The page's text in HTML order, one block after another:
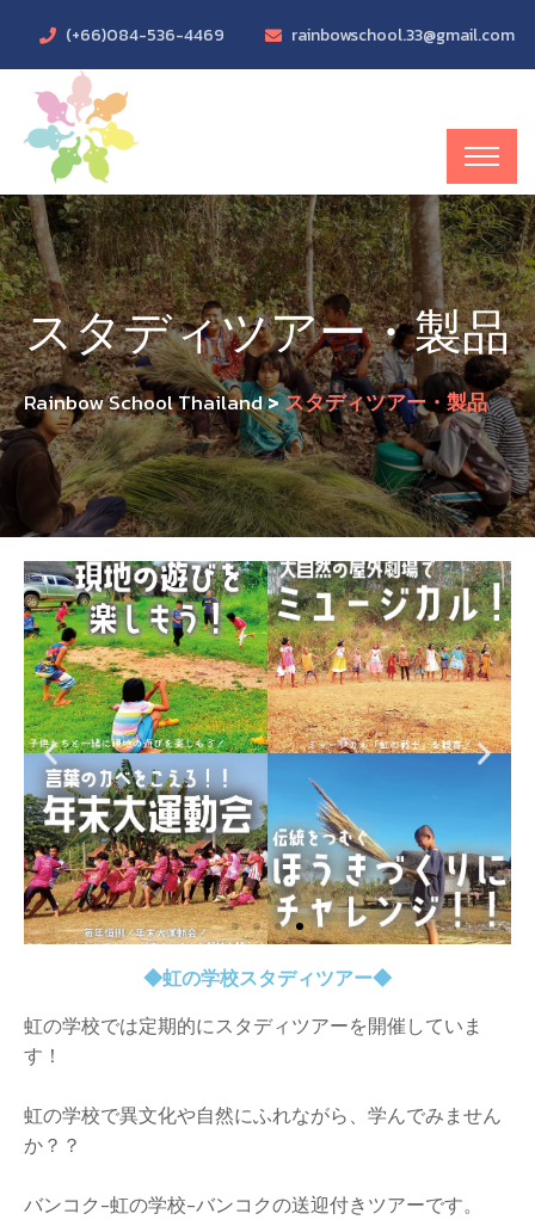
(+66)084-536-4469 rainbowschool.33@gmail.com
スタディツアー・製品
Rainbow School Thailand>スタディツアー・製品
◆虹の学校スタディツアー◆
虹の学校では定期的にスタディツアーを開催していま
す！
虹の学校で異文化や自然にふれながら、学んでみません
か？？
バンコク-虹の学校-バンコクの送迎付きツアーです。